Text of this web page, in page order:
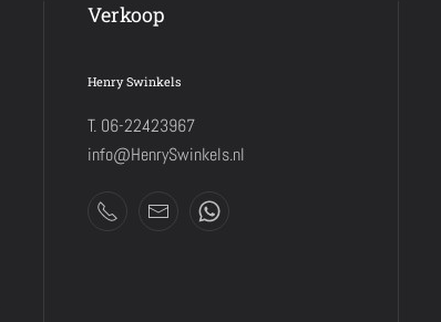
Verkoop
Henry Swinkels
T. 06-22423967
info@HenrySwinkels.nl